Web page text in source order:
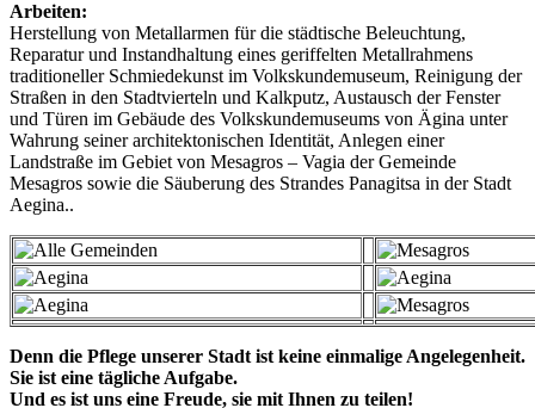
Arbeiten:
Herstellung von Metallarmen für die städtische Beleuchtung,
Reparatur und Instandhaltung eines geriffelten Metallrahmens
traditioneller Schmiedekunst im Volkskundemuseum, Reinigung der
Straßen in den Stadtvierteln und Kalkputz, Austausch der Fenster
und Türen im Gebäude des Volkskundemuseums von Ägina unter
Wahrung seiner architektonischen Identität, Anlegen einer
Landstraße im Gebiet von Mesagros – Vagia der Gemeinde
Mesagros sowie die Säuberung des Strandes Panagitsa in der Stadt
Aegina..
Denn die Pflege unserer Stadt ist keine einmalige Angelegenheit.
Sie ist eine tägliche Aufgabe.
Und es ist uns eine Freude, sie mit Ihnen zu teilen!